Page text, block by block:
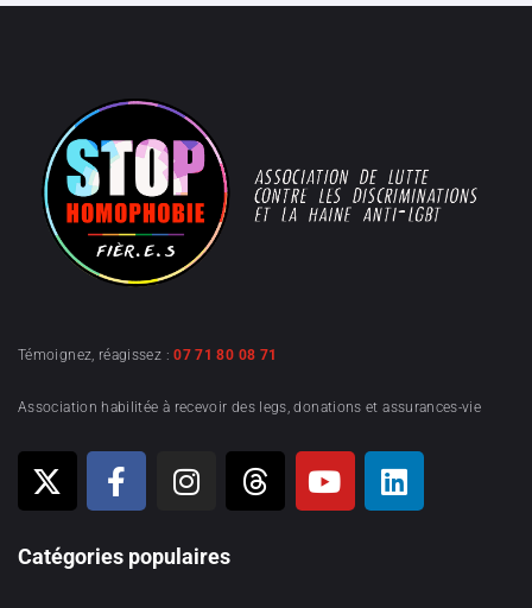
Témoignez, réagissez :07 71 80 08 71
Association habilitée à recevoir des legs, donations et assurances-vie
Catégories populaires